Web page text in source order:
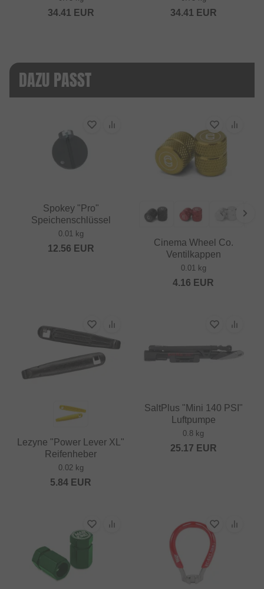
34.41 EUR 34.41 EUR
DAZU PASST
Spokey "Pro"
Speichenschlüssel
0.01 kg
12.56 EUR
Cinema Wheel Co.
Ventilkappen
0.01 kg
4.16 EUR
Lezyne "Power Lever XL"
Reifenheber
0.02 kg
5.84 EUR
SaltPlus "Mini 140 PSI"
Luftpumpe
0.8 kg
25.17 EUR